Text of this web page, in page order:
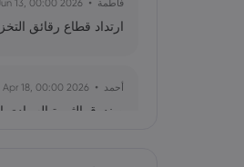
فاطمة 2026 Jun 13, 00:00
ارتداد قطاع رقائق
أحمد 2026 Apr 18, 00:00
صندوق الثروة